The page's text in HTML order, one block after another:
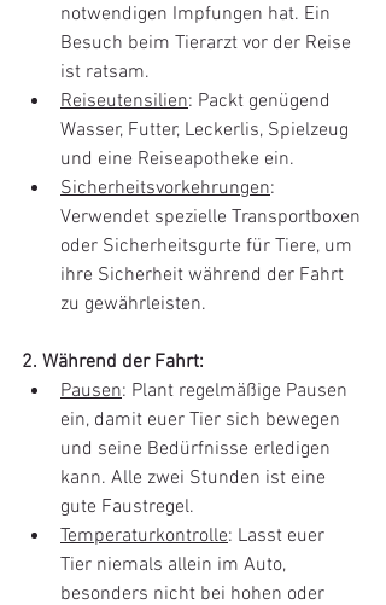
notwendigen Impfungen hat. Ein
Besuch beim Tierarzt vor der Reise
ist ratsam.
Reiseutensilien: Packt genügend
Wasser, Futter, Leckerlis, Spielzeug
und eine Reiseapotheke ein.
Sicherheitsvorkehrungen:
Verwendet spezielle Transportboxen
oder Sicherheitsgurte für Tiere, um
ihre Sicherheit während der Fahrt
zu gewährleisten.
2. Während der Fahrt:
Pausen: Plant regelmäßige Pausen
ein, damit euer Tier sich bewegen
und seine Bedürfnisse erledigen
kann. Alle zwei Stunden ist eine
gute Faustregel.
Temperaturkontrolle: Lasst euer
Tier niemals allein im Auto,
besonders nicht bei hohen oder